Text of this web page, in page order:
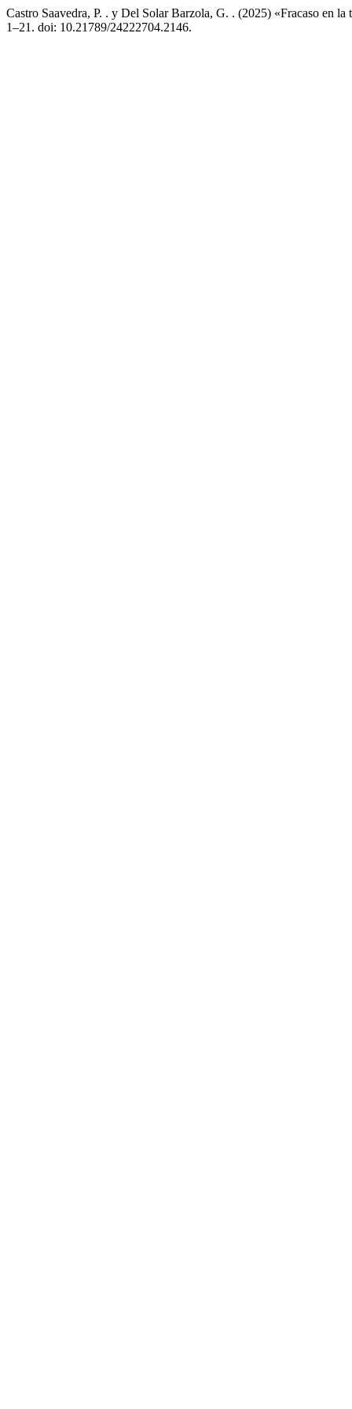
Castro Saavedra, P. . y Del Solar Barzola, G. . (2025) «Fracaso en
1–21. doi: 10.21789/24222704.2146.